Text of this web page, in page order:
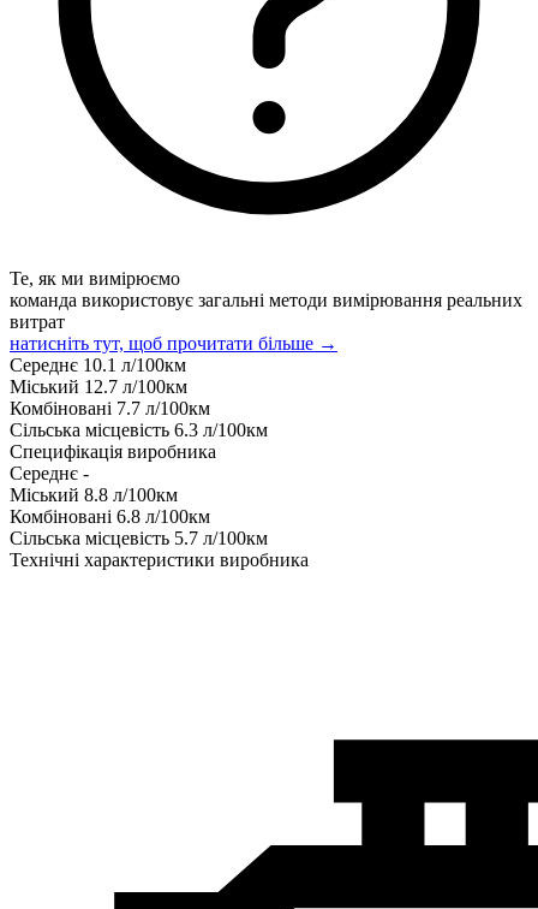
Те, як ми вимірюємо
команда використовує загальні методи вимірювання реальних
витрат
натисніть тут, щоб прочитати більше →
Середнє 10.1 л/100км
Міський 12.7 л/100км
Комбіновані 7.7 л/100км
Сільська місцевість 6.3 л/100км
Специфікація виробника
Середнє -
Міський 8.8 л/100км
Комбіновані 6.8 л/100км
Сільська місцевість 5.7 л/100км
Технічні характеристики виробника